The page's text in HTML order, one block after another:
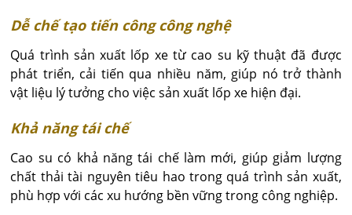
Dễ chế tạo tiến công công nghệ
Quá trình sản xuất lốp xe từ cao su kỹ thuật đã được
phát triển, cải tiến qua nhiều năm, giúp nó trở thành
vật liệu lý tưởng cho việc sản xuất lốp xe hiện đại.
Khả năng tái chế
Cao su có khả năng tái chế làm mới, giúp giảm lượng
chất thải tài nguyên tiêu hao trong quá trình sản xuất,
phù hợp với các xu hướng bền vững trong công nghiệp.